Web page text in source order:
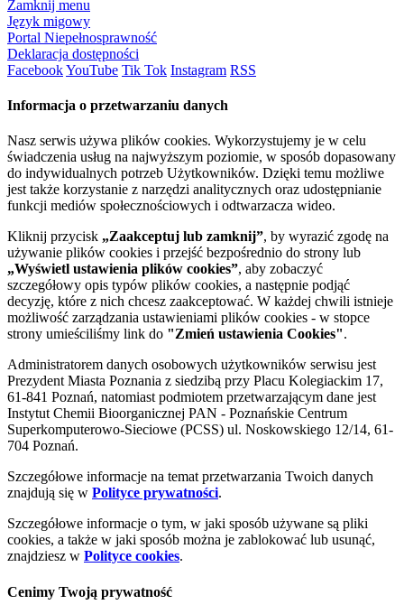
Zamknij menu
Język migowy
Portal Niepełnosprawność
Deklaracja dostępności
FacebookYouTube Tik Tok Instagram RSS
Informacja o przetwarzaniu danych
Nasz serwis używa plików cookies. Wykorzystujemy je w celu
świadczenia usług na najwyższym poziomie, w sposób dopasowany
do indywidualnych potrzeb Użytkowników. Dzięki temu możliwe
jest także korzystanie z narzędzi analitycznych oraz udostępnianie
funkcji mediów społecznościowych i odtwarzacza wideo.
Kliknij przycisk „Zaakceptuj lub zamknij”, by wyrazić zgodę na
używanie plików cookies i przejść bezpośrednio do strony lub
„Wyświetl ustawienia plików cookies”, aby zobaczyć
szczegółowy opis typów plików cookies, a następnie podjąć
decyzję, które z nich chcesz zaakceptować. W każdej chwili istnieje
możliwość zarządzania ustawieniami plików cookies - w stopce
strony umieściliśmy link do "Zmień ustawienia Cookies".
Administratorem danych osobowych użytkowników serwisu jest
Prezydent Miasta Poznania z siedzibą przy Placu Kolegiackim 17,
61-841 Poznań, natomiast podmiotem przetwarzającym dane jest
Instytut Chemii Bioorganicznej PAN - Poznańskie Centrum
Superkomputerowo-Sieciowe (PCSS) ul. Noskowskiego 12/14, 61-
704 Poznań.
Szczegółowe informacje na temat przetwarzania Twoich danych
znajdują się w Polityce prywatności.
Szczegółowe informacje o tym, w jaki sposób używane są pliki
cookies, a także w jaki sposób można je zablokować lub usunąć,
znajdziesz w Polityce cookies.
Cenimy Twoją prywatność